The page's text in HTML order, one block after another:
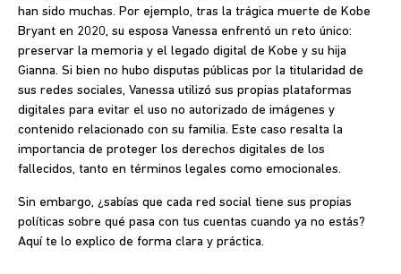
han sido muchas. Por ejemplo, tras la trágica muerte de Kobe
Bryant en 2020, su esposa Vanessa enfrentó un reto único:
preservar la memoria y el legado digital de Kobe y su hija
Gianna. Si bien no hubo disputas públicas por la titularidad de
sus redes sociales, Vanessa utilizó sus propias plataformas
digitales para evitar el uso no autorizado de imágenes y
contenido relacionado con su familia. Este caso resalta la
importancia de proteger los derechos digitales de los
fallecidos, tanto en términos legales como emocionales.
Sin embargo, ¿sabías que cada red social tiene sus propias
políticas sobre qué pasa con tus cuentas cuando ya no estás?
Aquí te lo explico de forma clara y práctica.